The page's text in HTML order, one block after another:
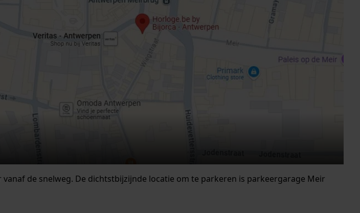
de snelweg. De dichtstbijzijnde locatie om te parkeren is parkeergarage Meir